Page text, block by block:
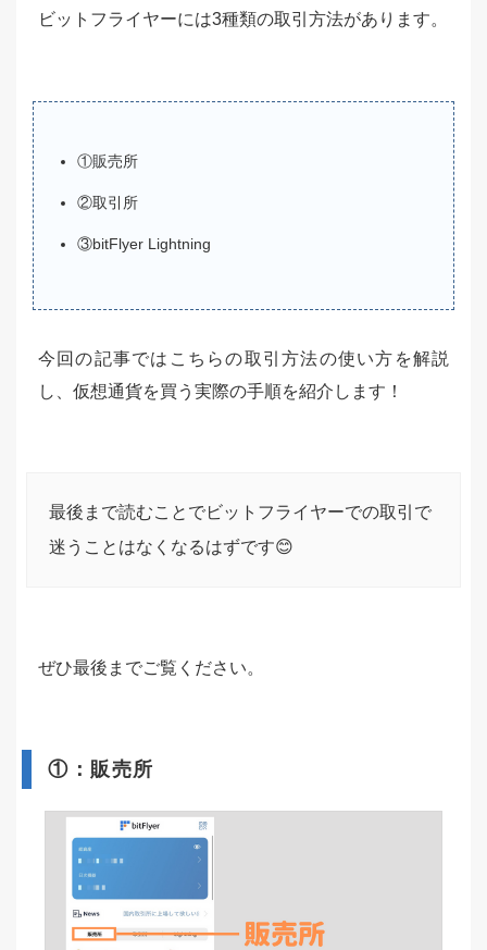
ビットフライヤーには3種類の取引方法があります。
①販売所
②取引所
③bitFlyer Lightning
今回の記事ではこちらの取引方法の使い方を解説
し、仮想通貨を買う実際の手順を紹介します！
最後まで読むことでビットフライヤーでの取引で
迷うことはなくなるはずです😊
ぜひ最後までご覧ください。
①：販売所